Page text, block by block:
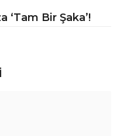
‘Tam Bir Şaka’!